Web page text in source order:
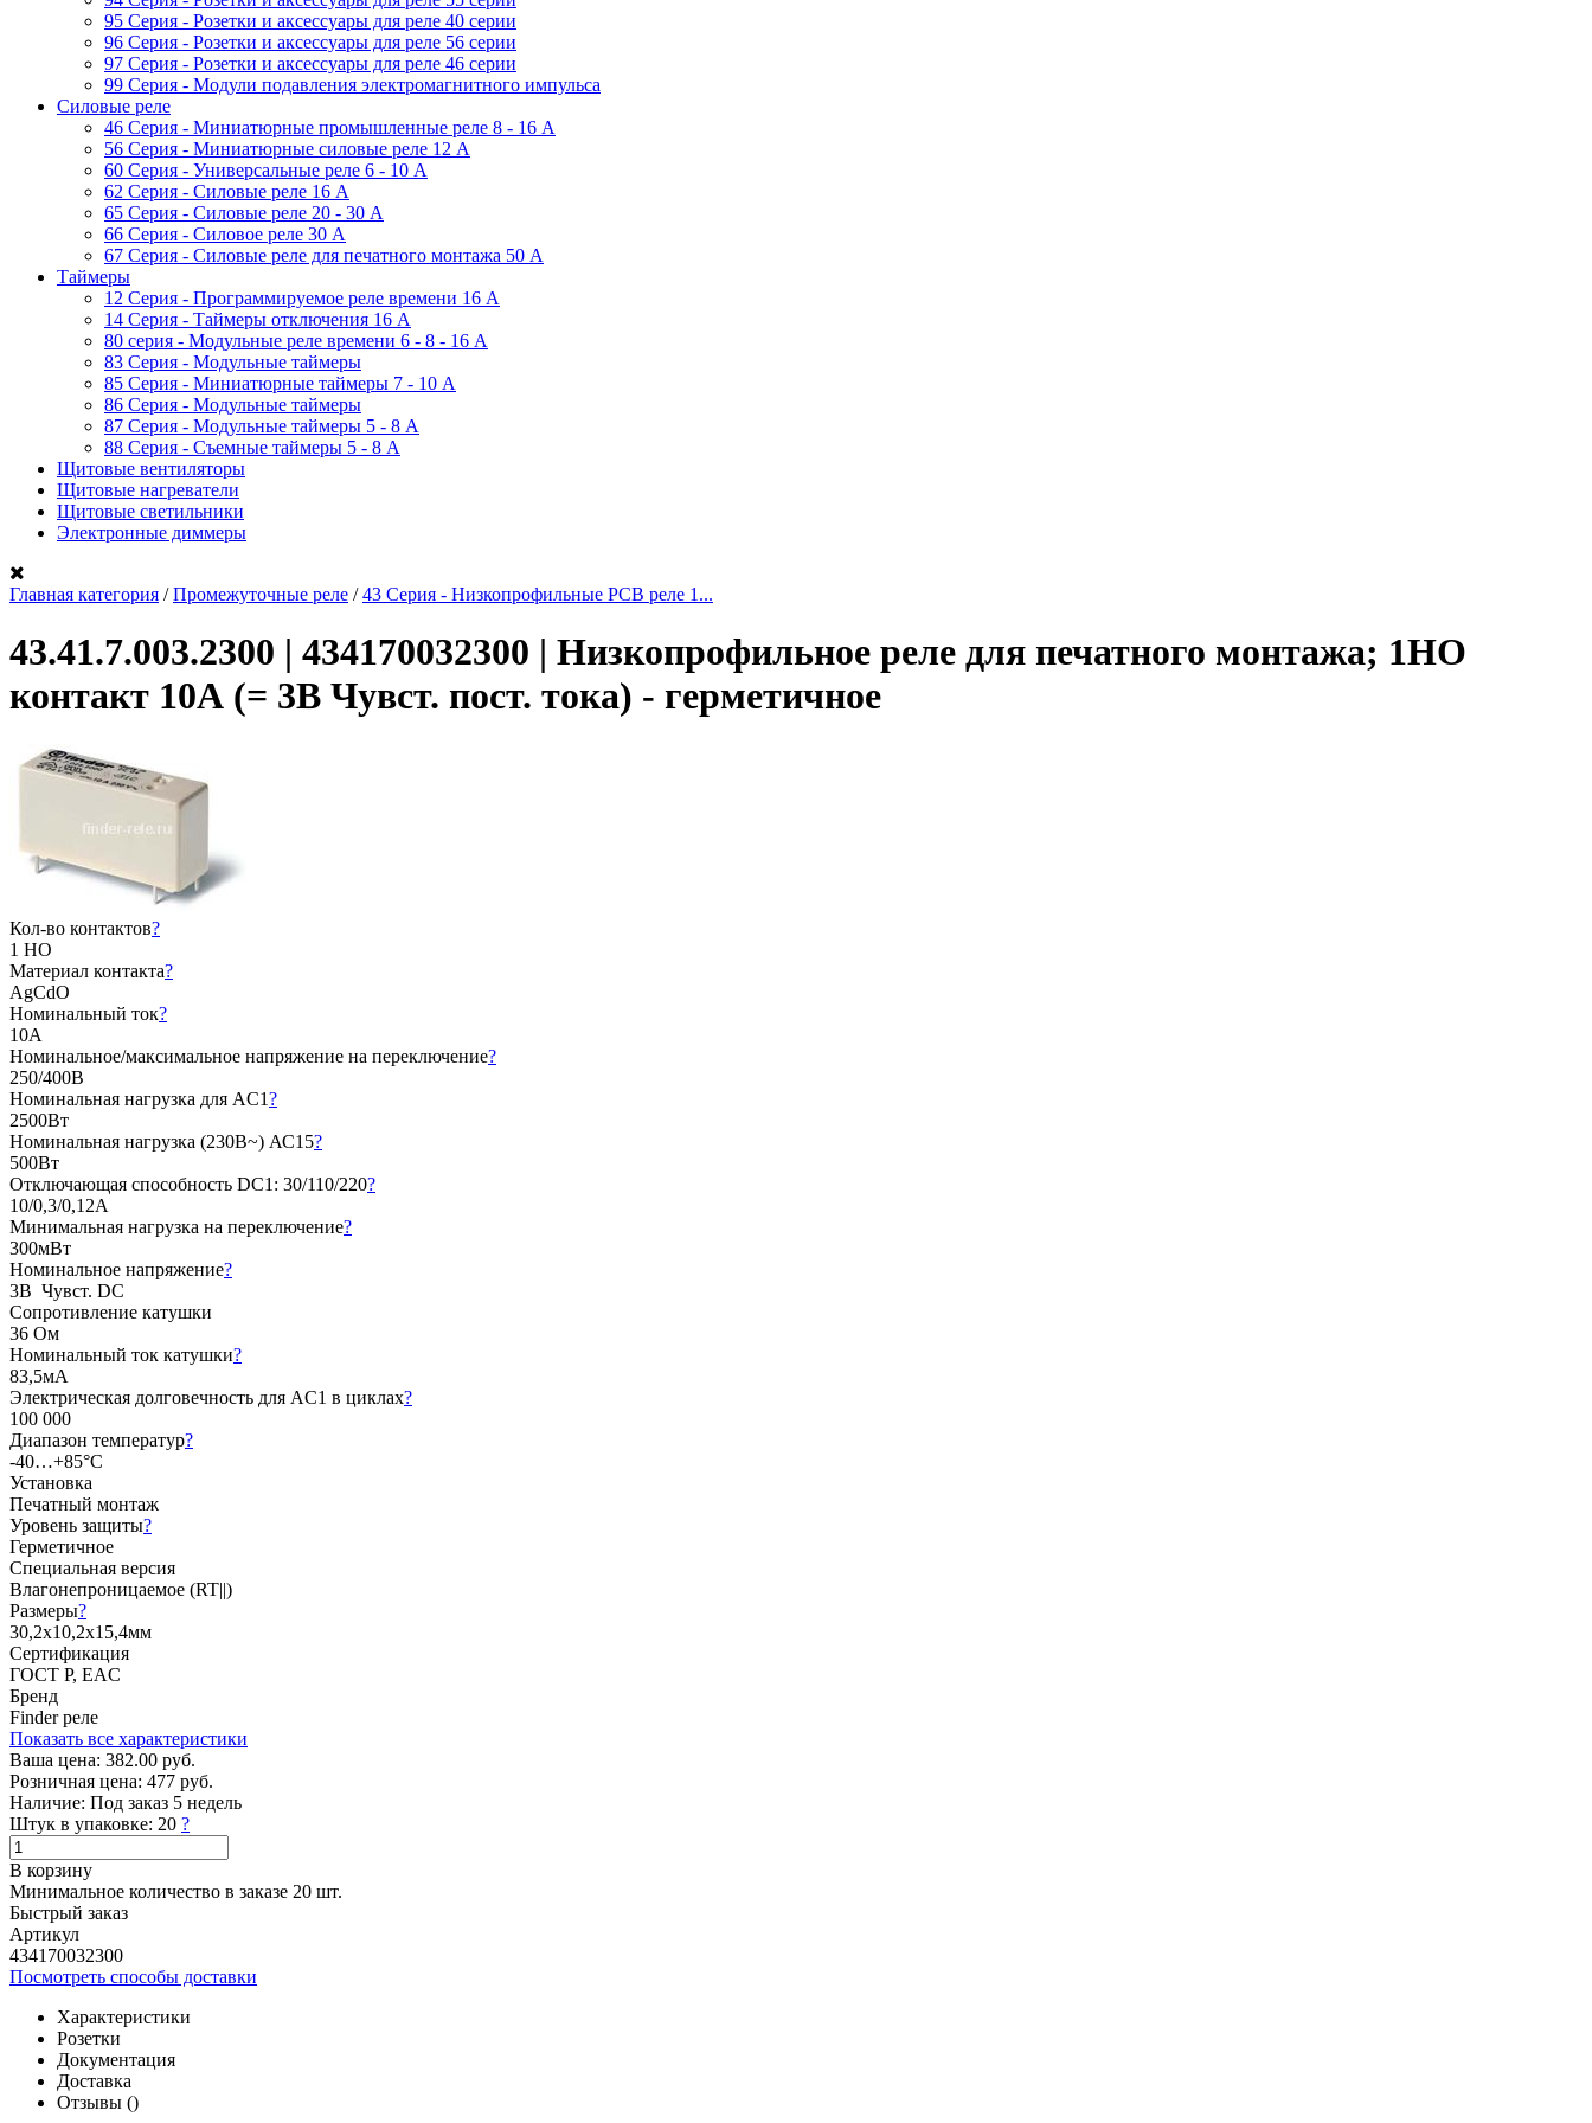
95 Серия - Розетки и аксессуары для реле 40 серии
96 Серия - Розетки и аксессуары для реле 56 cерии
97 Серия - Розетки и аксессуары для реле 46 cерии
99 Серия - Модули подавления электромагнитного импульса
Силовые реле
46 Серия - Миниатюрные промышленные реле 8 - 16 A
56 Серия - Миниатюрные силовые реле 12 A
60 Серия - Универсальные реле 6 - 10 A
62 Серия - Силовые реле 16 A
65 Серия - Силовые реле 20 - 30 A
66 Серия - Силовое реле 30 A
67 Серия - Силовые реле для печатного монтажа 50 А
Таймеры
12 Серия - Программируемое реле времени 16 A
14 Серия - Таймеры отключения 16 A
80 серия - Модульные реле времени 6 - 8 - 16 A
83 Серия - Модульные таймеры
85 Серия - Миниатюрные таймеры 7 - 10 A
86 Серия - Модульные таймеры
87 Серия - Модульные таймеры 5 - 8 А
88 Серия - Съемные таймеры 5 - 8 A
Щитовые вентиляторы
Щитовые нагреватели
Щитовые светильники
Электронные диммеры
Главная категория / Промежуточные реле / 43 Серия - Низкопрофильные PCB реле 1...
43.41.7.003.2300 | 434170032300 | Низкопрофильное реле для печатного монтажа; 1НО
контакт 10А (= 3В Чувст. пост. тока) - герметичное
Кол-во контактов?
1 НО
Материал контакта?
AgCdO
Номинальный ток?
10А
Номинальное/максимальное напряжение на переключение?
250/400В
Номинальная нагрузка для AC1?
2500Вт
Номинальная нагрузка (230В~) АС15?
500Вт
Отключающая способность DC1: 30/110/220?
10/0,3/0,12А
Минимальная нагрузка на переключение?
300мВт
Номинальное напряжение?
3В Чувст. DC
Сопротивление катушки
36 Ом
Номинальный ток катушки?
83,5мА
Электрическая долговечность для AC1 в циклах?
100 000
Диапазон температур?
-40…+85°C
Установка
Печатный монтаж
Уровень защиты?
Герметичное
Специальная версия
Влагонепроницаемое (RT||)
Размеры?
30,2х10,2х15,4мм
Сертификация
ГОСТ Р, EAC
Бренд
Finder реле
Показать все характеристики
Ваша цена: 382.00 руб.
Розничная цена: 477 руб.
Наличие: Под заказ 5 недель
Штук в упаковке: 20 ?
В корзину
Минимальное количество в заказе 20 шт.
Быстрый заказ
Артикул
434170032300
Посмотреть способы доставки
Характеристики
Розетки
Документация
Доставка
Отзывы ()